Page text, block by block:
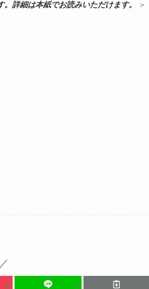
詳細は本紙でお読みいただけます。
＞